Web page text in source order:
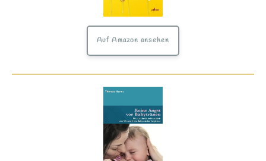
Auf Amazon ansehen